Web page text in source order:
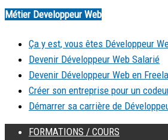
Métier Developpeur Web
Ça y est, vous êtes Développeur
Devenir Développeur Web Salarié
Devenir Développeur Web en
Créer son entreprise pour un
Démarrer sa carrière de
FORMATIONS / COURS